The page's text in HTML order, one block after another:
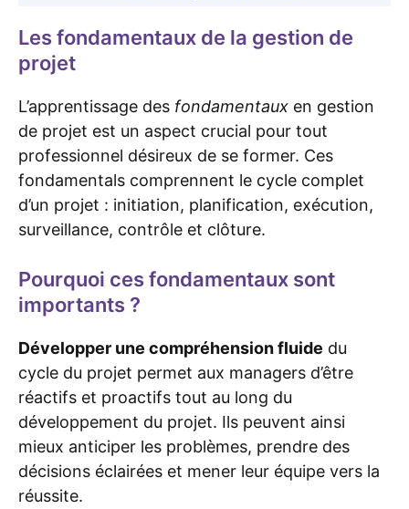
Les fondamentaux de la gestion de
projet
L’apprentissage des fondamentaux en gestion
de projet est un aspect crucial pour tout
professionnel désireux de se former. Ces
fondamentals comprennent le cycle complet
d’un projet : initiation, planification, exécution,
surveillance, contrôle et clôture.
Pourquoi ces fondamentaux sont
importants ?
Développer une compréhension fluide du
cycle du projet permet aux managers d’être
réactifs et proactifs tout au long du
développement du projet. Ils peuvent ainsi
mieux anticiper les problèmes, prendre des
décisions éclairées et mener leur équipe vers la
réussite.